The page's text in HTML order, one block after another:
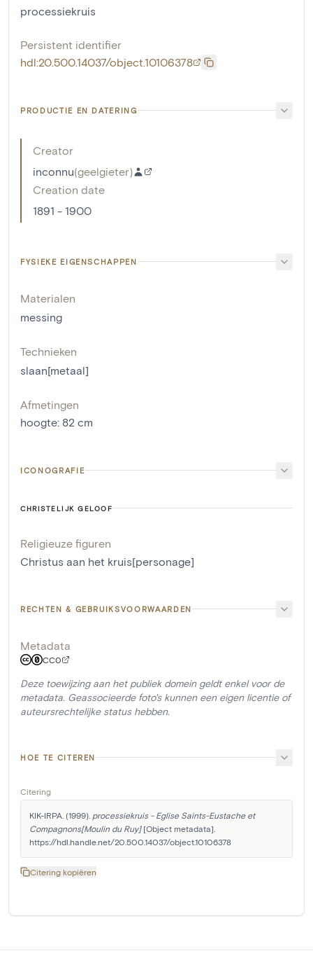
processiekruis
Persistent identifier
hdl:20.500.14037/object.10106378
PRODUCTIE EN DATERING
Creator
inconnu(geelgieter)
Creation date
1891 - 1900
FYSIEKE EIGENSCHAPPEN
Materialen
messing
Technieken
slaan[metaal]
Afmetingen
hoogte: 82 cm
ICONOGRAFIE
CHRISTELIJK GELOOF
Religieuze figuren
Christus aan het kruis[personage]
RECHTEN & GEBRUIKSVOORWAARDEN
Metadata
CC0
Deze toewijzing aan het publiek domein geldt enkel voor de
metadata. Geassocieerde foto's kunnen een eigen licentie of
auteursrechtelijke status hebben.
HOE TE CITEREN
Citering
KIK-IRPA. (1999). processiekruis - Eglise Saints-Eustache et
Compagnons[Moulin du Ruy] [Object metadata].
https://hdl.handle.net/20.500.14037/object.10106378
Citering kopiëren